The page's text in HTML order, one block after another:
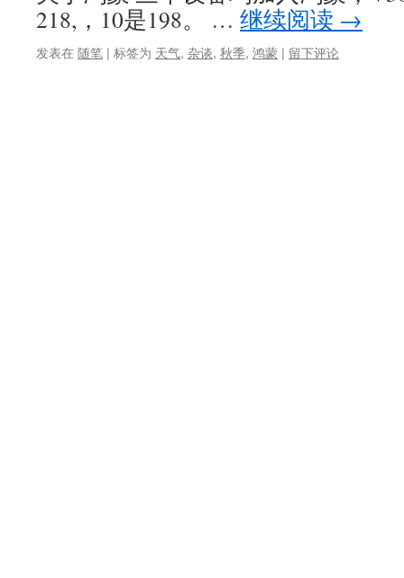
218,，10是198。 … 继续阅读 →
发表在 随笔 | 标签为 天气, 杂谈, 秋季, 鸿蒙 | 留下评论